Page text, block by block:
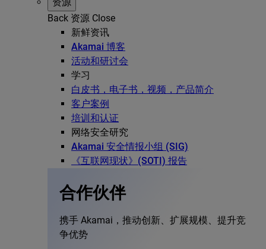
资源
Back 资源 Close
新鲜资讯
Akamai 博客
活动和研讨会
学习
白皮书，电子书，视频，产品简介
客户案例
培训和认证
网络安全研究
Akamai 安全情报小组 (SIG)
《互联网现状》(SOTI) 报告
合作伙伴
携手 Akamai，推动创新、扩展规模、提升竞
争优势